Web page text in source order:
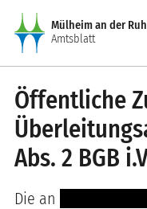
Direkt zum Inhalt
Mülheim an der
Amtsblatt
Öffentliche
Abs. 2 BGB
Die an